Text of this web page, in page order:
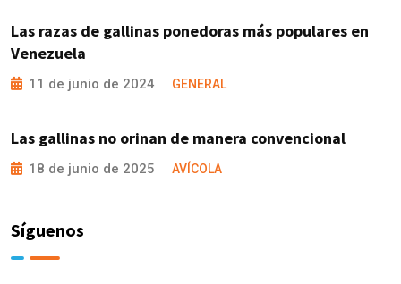
Las razas de gallinas ponedoras más populares en
Venezuela
11 de junio de 2024 GENERAL
Las gallinas no orinan de manera convencional
18 de junio de 2025 AVÍCOLA
Síguenos